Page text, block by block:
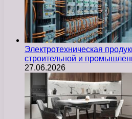
Электротехническая
строительной и
27.06.2026